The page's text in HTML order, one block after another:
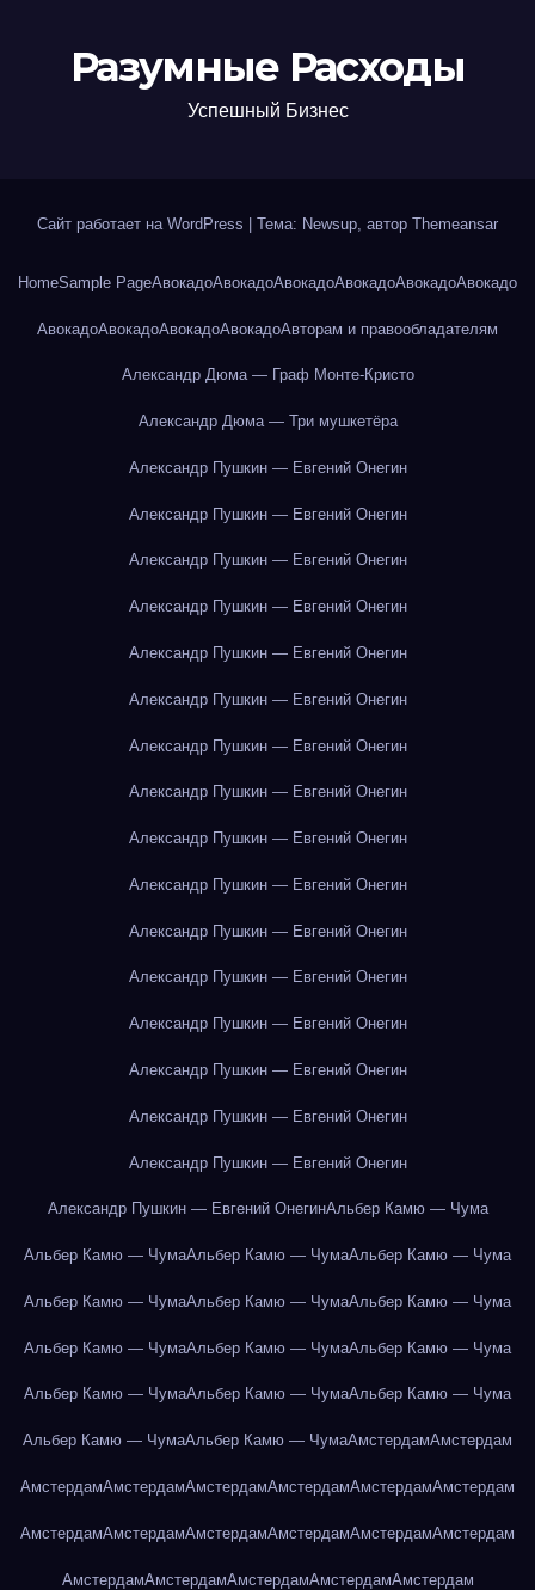
Разумные Расходы
Успешный Бизнес
Сайт работает на WordPress Тема: Newsup, автор Themeansar
HomeSample PageАвокадоАвокадоАвокадоАвокадоАвокадоАвокадо
АвокадоАвокадоАвокадоАвокадоАвторам и правообладателям
Александр Дюма — Граф Монте-Кристо
Александр Дюма — Три мушкетёра
Александр Пушкин — Евгений Онегин
Александр Пушкин — Евгений Онегин
Александр Пушкин — Евгений Онегин
Александр Пушкин — Евгений Онегин
Александр Пушкин — Евгений Онегин
Александр Пушкин — Евгений Онегин
Александр Пушкин — Евгений Онегин
Александр Пушкин — Евгений Онегин
Александр Пушкин — Евгений Онегин
Александр Пушкин — Евгений Онегин
Александр Пушкин — Евгений Онегин
Александр Пушкин — Евгений Онегин
Александр Пушкин — Евгений Онегин
Александр Пушкин — Евгений Онегин
Александр Пушкин — Евгений Онегин
Александр Пушкин — Евгений Онегин
Александр Пушкин — Евгений ОнегинАльбер Камю — Чума
Альбер Камю — ЧумаАльбер Камю — ЧумаАльбер Камю — Чума
Альбер Камю — ЧумаАльбер Камю — ЧумаАльбер Камю — Чума
Альбер Камю — ЧумаАльбер Камю — ЧумаАльбер Камю — Чума
Альбер Камю — ЧумаАльбер Камю — ЧумаАльбер Камю — Чума
Альбер Камю — ЧумаАльбер Камю — ЧумаАмстердамАмстердам
АмстердамАмстердамАмстердамАмстердамАмстердамАмстердам
АмстердамАмстердамАмстердамАмстердамАмстердамАмстердам
АмстердамАмстердамАмстердамАмстердамАмстердам